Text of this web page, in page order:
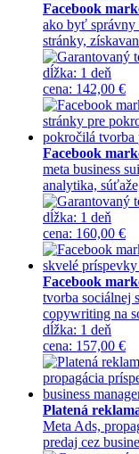
Facebook
ako byť správny
stránky,
dĺžka: 1 deň
cena: 142,00 €
Facebook
meta business
analytika,
dĺžka: 1 deň
cena: 160,00 €
Facebook
tvorba sociálnej
copywriting na
dĺžka: 1 deň
cena: 157,00 €
Platená
Meta Ads,
predaj cez